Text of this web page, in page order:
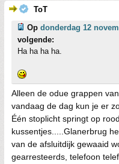
ToT
Op donderdag 12
volgende:
Ha ha ha ha.
Alleen de odue grappen
vandaag de dag kun je er
Één stoplicht springt op
kussentjes.....Glanerbrug
van de afsluitdijk gewaaid
gearresteerds, telefoon